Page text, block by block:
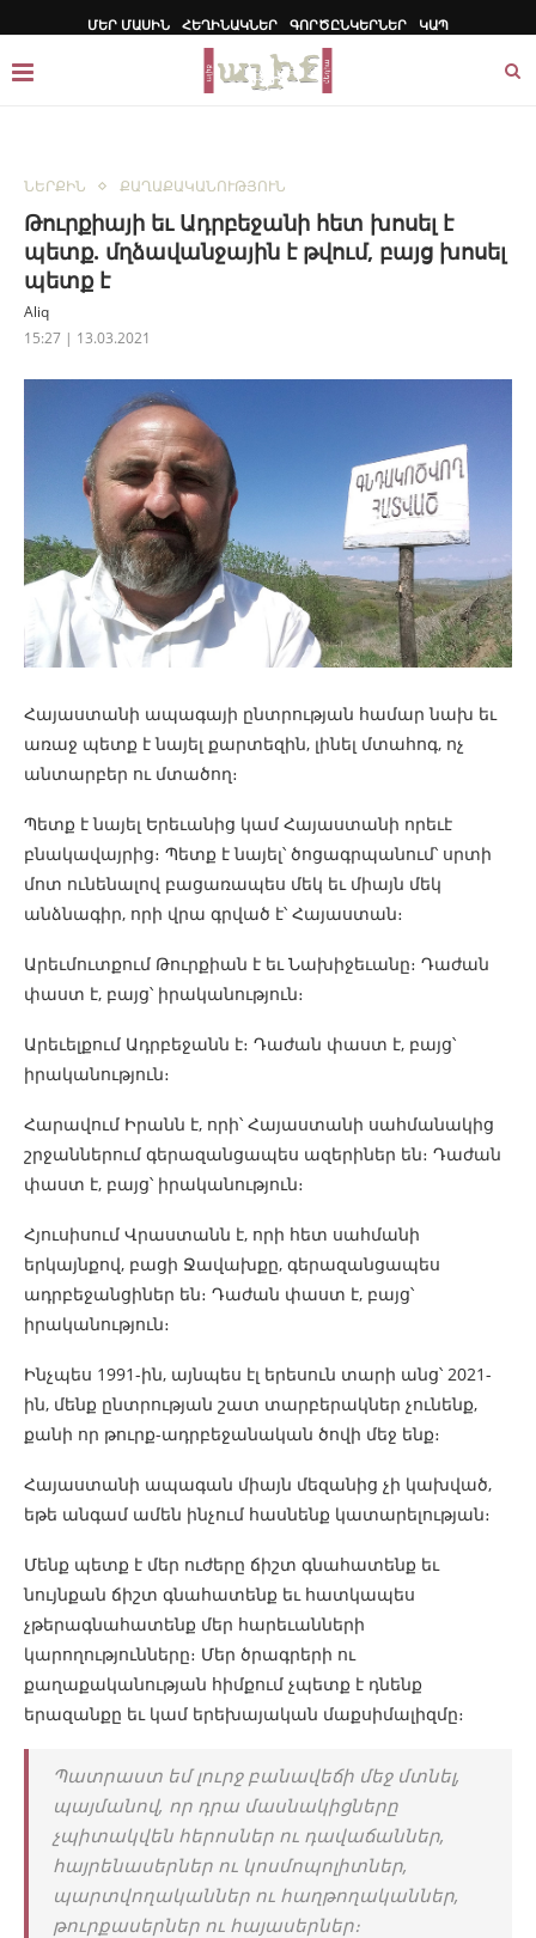
ՄԵՐ ՄԱՍԻՆ ՀԵՂԻՆԱԿՆԵՐ ԳՈՐԾԸՆԿԵՐՆԵՐ ԿԱՊ
ՆԵՐՔԻՆ ՔԱՂԱՔԱԿԱՆՈՒԹՅՈՒՆ
Թուրքիայի եւ Ադրբեջանի հետ խոսել է
պետք. մղձավանջային է թվում, բայց խոսել
պետք է
Aliq
15:27 | 13.03.2021
Հայաստանի ապագայի ընտրության համար նախ եւ
առաջ պետք է նայել քարտեզին, լինել մտահոգ, ոչ
անտարբեր ու մտածող։
Պետք է նայել Երեւանից կամ Հայաստանի որեւէ
բնակավայրից։ Պետք է նայել՝ ծոցագրպանում՝ սրտի
մոտ ունենալով բացառապես մեկ եւ միայն մեկ
անձնագիր, որի վրա գրված է՝ Հայաստան։
Արեւմուտքում Թուրքիան է եւ Նախիջեւանը։ Դաժան
փաստ է, բայց՝ իրականություն։
Արեւելքում Ադրբեջանն է։ Դաժան փաստ է, բայց՝
իրականություն։
Հարավում Իրանն է, որի՝ Հայաստանի սահմանակից
շրջաններում գերազանցապես ազերիներ են։ Դաժան
փաստ է, բայց՝ իրականություն։
Հյուսիսում Վրաստանն է, որի հետ սահմանի
երկայնքով, բացի Ջավախքը, գերազանցապես
ադրբեջանցիներ են։ Դաժան փաստ է, բայց՝
իրականություն։
Ինչպես 1991-ին, այնպես էլ երեսուն տարի անց՝ 2021-
ին, մենք ընտրության շատ տարբերակներ չունենք,
քանի որ թուրք-ադրբեջանական ծովի մեջ ենք։
Հայաստանի ապագան միայն մեզանից չի կախված,
եթե անգամ ամեն ինչում հասնենք կատարելության։
Մենք պետք է մեր ուժերը ճիշտ գնահատենք եւ
նույնքան ճիշտ գնահատենք եւ հատկապես
չթերագնահատենք մեր հարեւանների
կարողությունները։ Մեր ծրագրերի ու
քաղաքականության հիմքում չպետք է դնենք
երազանքը եւ կամ երեխայական մաքսիմալիզմը։
Պատրաստ եմ լուրջ բանավեճի մեջ մտնել,
պայմանով, որ դրա մասնակիցները
չպիտակվեն հերոսներ ու դավաճաններ,
հայրենասերներ ու կոսմոպոլիտներ,
պարտվողականներ ու հաղթողականներ,
թուրքասերներ ու հայասերներ։